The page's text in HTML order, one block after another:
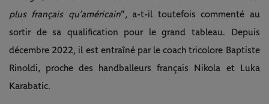
plus français qu’américain", a-t-il toutefois commenté au
sortir de sa qualification pour le grand tableau. Depuis
décembre 2022, il est entraîné par le coach tricolore Baptiste
Rinoldi, proche des handballeurs français Nikola et Luka
Karabatic.